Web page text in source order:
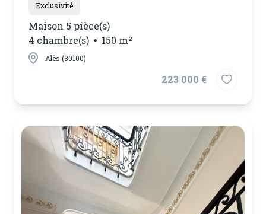
Exclusivité
Maison 5 pièce(s)
4 chambre(s)
150 m²
Alès (30100)
223 000 €